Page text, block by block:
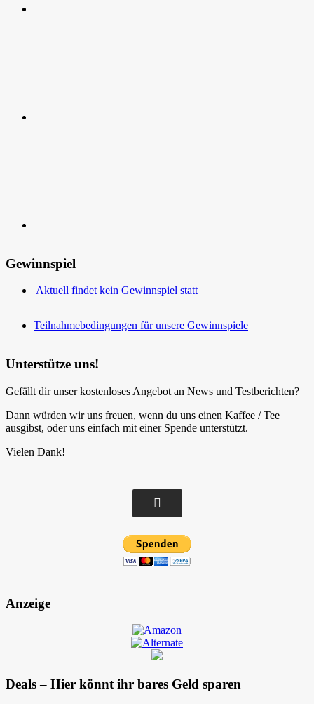
Gewinnspiel
Aktuell findet kein Gewinnspiel statt
Teilnahmebedingungen für unsere Gewinnspiele
Unterstütze uns!
Gefällt dir unser kostenloses Angebot an News und Testberichten?
Dann würden wir uns freuen, wenn du uns einen Kaffee / Tee
ausgibst, oder uns einfach mit einer Spende unterstützt.
Vielen Dank!
Anzeige
Deals – Hier könnt ihr bares Geld sparen